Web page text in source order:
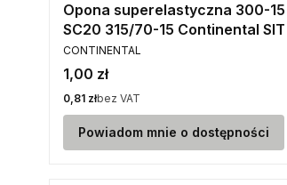
Opona superelastyczna 300-15
SC20 315/70-15 Continental SIT
PRODUCENT
CONTINENTAL
Cena
1,00 zł
Cena
0,81 złbez VAT
Powiadom mnie o dostępności